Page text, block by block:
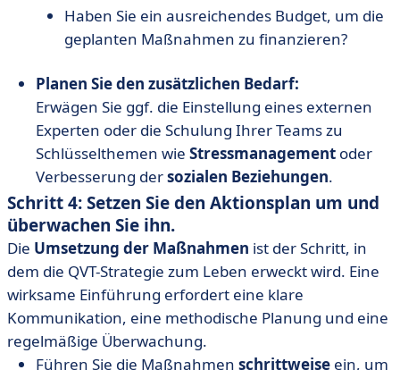
Haben Sie ein ausreichendes Budget, um die
geplanten Maßnahmen zu finanzieren?
Planen Sie den zusätzlichen Bedarf:
Erwägen Sie ggf. die Einstellung eines externen
Experten oder die Schulung Ihrer Teams zu
Schlüsselthemen wie Stressmanagement oder
Verbesserung dersozialen Beziehungen.
Schritt 4: Setzen Sie den Aktionsplan um und
überwachen Sie ihn.
Die Umsetzung der Maßnahmen ist der Schritt, in
dem die QVT-Strategie zum Leben erweckt wird. Eine
wirksame Einführung erfordert eine klare
Kommunikation, eine methodische Planung und eine
regelmäßige Überwachung.
Führen Sie die Maßnahmen schrittweise ein, um